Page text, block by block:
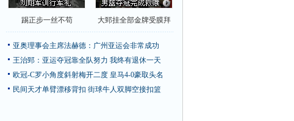
踢正步一丝不苟 大郅挂全部金牌受膜拜
亚奥理事会主席法赫德：广州亚运会非常成功
王治郅：亚运夺冠靠全队努力 我终有退休一天
欧冠-C罗小角度斜射梅开二度 皇马4-0豪取头名
民间天才单臂漂移背扣 街球牛人双脚空接扣篮